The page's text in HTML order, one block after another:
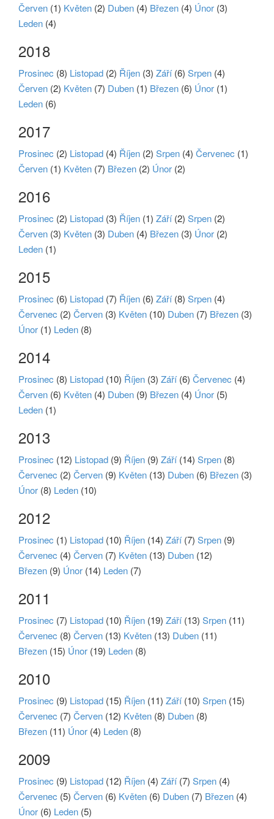
Červen (1) Květen (2) Duben (4) Březen (4) Únor (3)
Leden (4)
2018
Prosinec (8) Listopad (2) Říjen (3) Září(6) Srpen (4)
Červen (2) Květen (7) Duben (1) Březen (6) Únor (1)
Leden (6)
2017
Prosinec (2) Listopad (4) Říjen (2) Srpen (4) Červenec (1)
Červen (1) Květen (7) Březen (2) Únor (2)
2016
Prosinec (2) Listopad (3) Říjen (1) Září(2) Srpen (2)
Červen (3) Květen (3) Duben (4) Březen (3) Únor (2)
Leden (1)
2015
Prosinec (6) Listopad (7) Říjen (6) Září(8) Srpen (4)
Červenec (2) Červen (3) Květen (10) Duben (7) Březen (3)
Únor (1) Leden (8)
2014
Prosinec (8) Listopad (10) Říjen (3) Září(6) Červenec (4)
Červen (6) Květen (4) Duben (9) Březen (4) Únor (5)
Leden (1)
2013
Prosinec (12) Listopad (9) Říjen (9) Září(14) Srpen (8)
Červenec (2) Červen (9) Květen (13) Duben (6) Březen (3)
Únor (8) Leden (10)
2012
Prosinec (1) Listopad (10) Říjen (14) Září(7) Srpen (9)
Červenec (4) Červen (7) Květen (13) Duben (12)
Březen (9) Únor (14) Leden (7)
2011
Prosinec (7) Listopad (10) Říjen (19) Září(13) Srpen (11)
Červenec (8) Červen (13) Květen (13) Duben (11)
Březen (15) Únor (19) Leden (8)
2010
Prosinec (9) Listopad (15) Říjen (11) Září(10) Srpen (15)
Červenec (7) Červen (12) Květen (8) Duben (8)
Březen (11) Únor (4) Leden (8)
2009
Prosinec (9) Listopad (12) Říjen (4) Září(7) Srpen (4)
Červenec (5) Červen (6) Květen (6) Duben (7) Březen (4)
Únor (6) Leden (5)